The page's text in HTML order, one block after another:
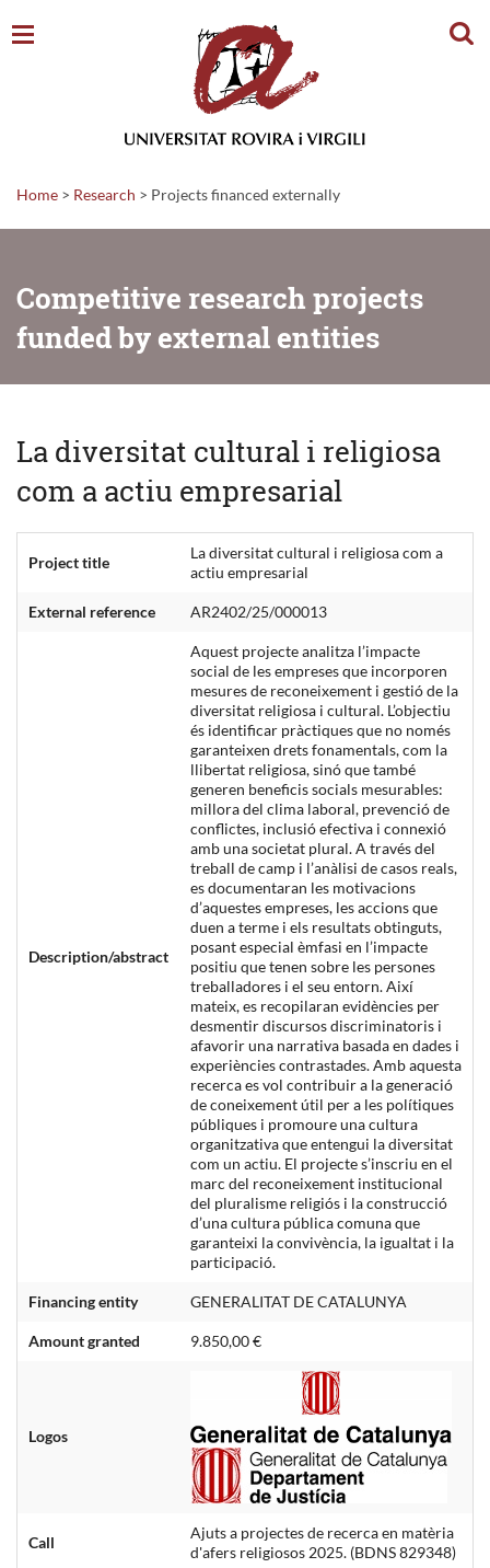
Home > Research > Projects financed externally
Competitive research projects
funded by external entities
La diversitat cultural i religiosa
com a actiu empresarial
Project title
La diversitat cultural i religiosa com a
actiu empresarial
External reference AR2402/25/000013
Description/abstract
Aquest projecte analitza l’impacte
social de les empreses que incorporen
mesures de reconeixement i gestió de la
diversitat religiosa i cultural. L’objectiu
és identificar pràctiques que no només
garanteixen drets fonamentals, com la
llibertat religiosa, sinó que també
generen beneficis socials mesurables:
millora del clima laboral, prevenció de
conflictes, inclusió efectiva i connexió
amb una societat plural. A través del
treball de camp i l’anàlisi de casos reals,
es documentaran les motivacions
d’aquestes empreses, les accions que
duen a terme i els resultats obtinguts,
posant especial èmfasi en l’impacte
positiu que tenen sobre les persones
treballadores i el seu entorn. Així
mateix, es recopilaran evidències per
desmentir discursos discriminatoris i
afavorir una narrativa basada en dades i
experiències contrastades. Amb aquesta
recerca es vol contribuir a la generació
de coneixement útil per a les polítiques
públiques i promoure una cultura
organitzativa que entengui la diversitat
com un actiu. El projecte s’inscriu en el
marc del reconeixement institucional
del pluralisme religiós i la construcció
d’una cultura pública comuna que
garanteixi la convivència, la igualtat i la
participació.
Financing entity GENERALITAT DE CATALUNYA
Amount granted 9.850,00 €
Logos
Call
Ajuts a projectes de recerca en matèria
d'afers religiosos 2025. (BDNS 829348)